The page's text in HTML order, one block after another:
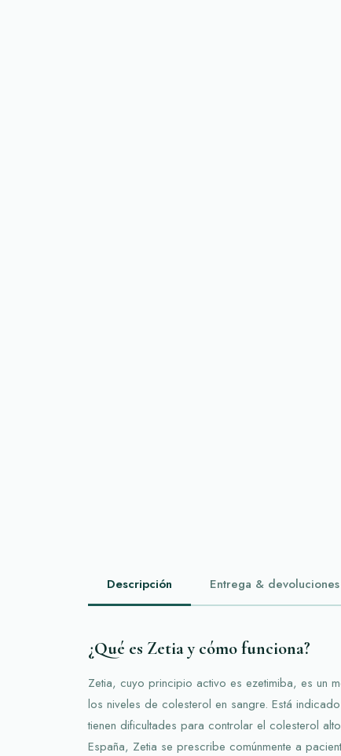
Descripción Entrega & devoluciones
¿Qué es Zetia y cómo funciona?
Zetia, cuyo principio activo es ezetimiba, es un
los niveles de colesterol en sangre. Está
tienen dificultades para controlar el colesterol
España, Zetia se prescribe comúnmente a